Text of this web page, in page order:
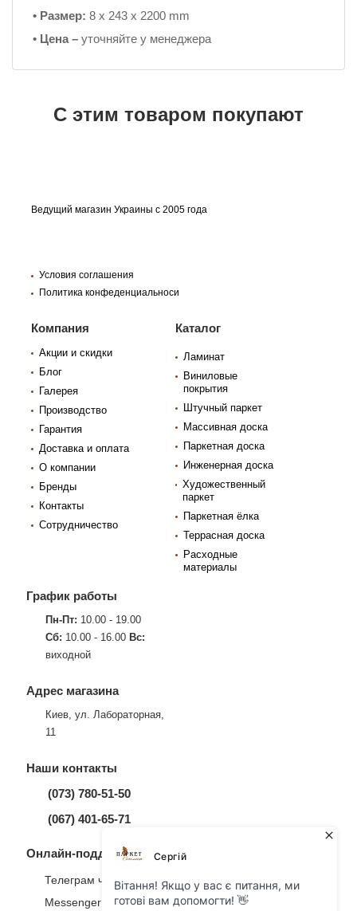
• Размер: 8 x 243 x 2200 mm
• Цена – уточняйте у менеджера
С этим товаром покупают
Ведущий магазин Украины с 2005 года
Условия соглашения
Политика конфеденциальноси
Компания
Акции и скидки
Блог
Галерея
Производство
Гарантия
Доставка и оплата
О компании
Бренды
Контакты
Сотрудничество
Каталог
Ламинат
Виниловые
покрытия
Штучный паркет
Массивная доска
Паркетная доска
Инженерная доска
Художественный
паркет
Паркетная ёлка
Террасная доска
Расходные
материалы
График работы
Пн-Пт: 10.00 - 19.00
Сб: 10.00 - 16.00 Вс:
виходной
Адрес магазина
Киев, ул. Лабораторная,
11
Наши контакты
(073) 780-51-50
(067) 401-65-71
Онлайн-поддержка
Телеграм чат
Messenger